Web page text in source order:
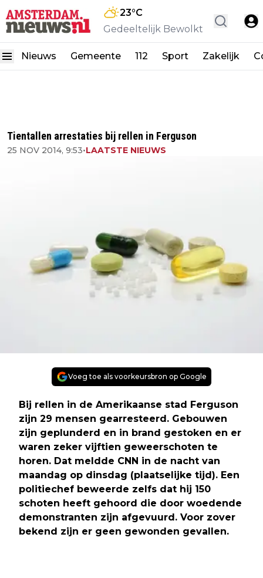
23°C
Gedeeltelijk Bewolkt
Nieuws Gemeente 112 Sport Zakelijk
Tientallen arrestaties bij rellen in Ferguson
25 NOV 2014, 9:53•LAATSTE NIEUWS
Voeg toe als voorkeursbron op Google
Bij rellen in de Amerikaanse stad Ferguson
zijn 29 mensen gearresteerd. Gebouwen
zijn geplunderd en in brand gestoken en er
waren zeker vijftien geweerschoten te
horen. Dat meldde CNN in de nacht van
maandag op dinsdag (plaatselijke tijd). Een
politiechef beweerde zelfs dat hij 150
schoten heeft gehoord die door woedende
demonstranten zijn afgevuurd. Voor zover
bekend zijn er geen gewonden gevallen.